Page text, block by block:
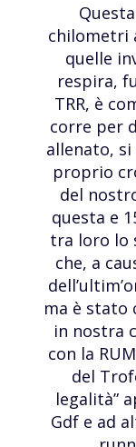
chilometri
quelle
respira,
TRR, è
corre per
allenato,
proprio
del
questa e
tra loro lo
che, a
ma è
in nostra
con la
del
legalità”
Gdf e ad